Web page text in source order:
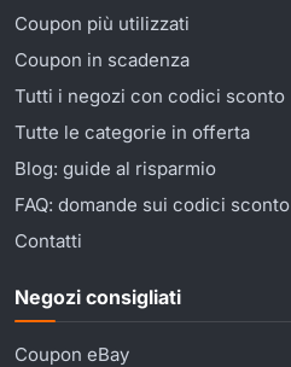
Coupon più utilizzati
Coupon in scadenza
Tutti i negozi con codici sconto
Tutte le categorie in offerta
Blog: guide al risparmio
FAQ: domande sui codici sconto
Contatti
Negozi consigliati
Coupon eBay